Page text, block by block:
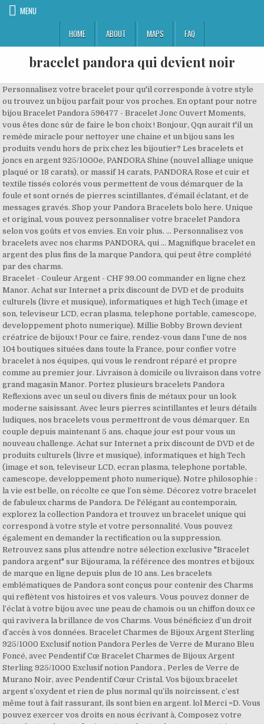
MENU
HOME
ABOUT MAPS FAQ
bracelet pandora qui devient noir
Personnalisez votre bracelet pour qu'il corresponde à votre style
ou trouvez un bijou parfait pour vos proches. En optant pour notre
bijou Bracelet Pandora 596477 - Bracelet Jonc Ouvert Moments,
vous êtes donc sûr de faire le bon choix ! Bonjour, Qqn aurait t'il un
remède miracle pour nettoyer une chaine et un bijou sans les
produits vendu hors de prix chez les bijoutier? Les bracelets et
joncs en argent 925/1000e, PANDORA Shine (nouvel alliage unique
plaqué or 18 carats), or massif 14 carats, PANDORA Rose et cuir et
textile tissés colorés vous permettent de vous démarquer de la
foule et sont ornés de pierres scintillantes, d’émail éclatant, et de
messages gravés. Shop your Pandora Bracelets bolo here. Unique
et original, vous pouvez personnaliser votre bracelet Pandora
selon vos goûts et vos envies. En voir plus. ... Personnalisez vos
bracelets avec nos charms PANDORA, qui … Magnifique bracelet en
argent des plus fins de la marque Pandora, qui peut être complété
par des charms.
Bracelet - Couleur Argent - CHF 99.00 commander en ligne chez Manor. Achat sur Internet a prix discount de DVD et de produits culturels (livre et musique), informatiques et high Tech (image et son, televiseur LCD, ecran plasma, telephone portable, camescope, developpement photo numerique). Millie Bobby Brown devient créatrice de bijoux ! Pour ce faire, rendez-vous dans l’une de nos 104 boutiques situées dans toute la France, pour confier votre bracelet à nos équipes, qui vous le rendront réparé et propre comme au premier jour. Livraison à domicile ou livraison dans votre grand magasin Manor. Portez plusieurs bracelets Pandora Reflexions avec un seul ou divers finis de métaux pour un look moderne saisissant. Avec leurs pierres scintillantes et leurs détails ludiques, nos bracelets vous permettront de vous démarquer. En couple depuis maintenant 5 ans, chaque jour est pour vous un nouveau challenge. Achat sur Internet a prix discount de DVD et de produits culturels (livre et musique), informatiques et high Tech (image et son, televiseur LCD, ecran plasma, telephone portable, camescope, developpement photo numerique). Notre philosophie : la vie est belle, on récolte ce que l’on sème. Décorez votre bracelet de fabuleux charms de Pandora. De l'élégant au contemporain, explorez la collection Pandora et trouvez un bracelet unique qui correspond à votre style et votre personnalité. Vous pouvez également en demander la rectification ou la suppression. Retrouvez sans plus attendre notre sélection exclusive "Bracelet pandora argent" sur Bijourama, la référence des montres et bijoux de marque en ligne depuis plus de 10 ans. Les bracelets emblématiques de Pandora sont conçus pour contenir des Charms qui reflètent vos histoires et vos valeurs. Vous pouvez donner de l’éclat à votre bijou avec une peau de chamois ou un chiffon doux ce qui ravivera la brillance de vos Charms. Vous bénéficiez d’un droit d’accès à vos données. Bracelet Charmes de Bijoux Argent Sterling 925/1000 Exclusif notion Pandora Perles de Verre de Murano Bleu Foncé, avec Pendentif Cœ Bracelet Charmes de Bijoux Argent Sterling 925/1000 Exclusif notion Pandora , Perles de Verre de Murano Noir, avec Pendentif Cœur Cristal. Vos bijoux bracelet argent s’oxydent et rien de plus normal qu’ils noircissent, c’est même tout à fait rassurant, ils sont bien en argent. lol Merci =D. Vous pouvez exercer vos droits en nous écrivant à, Composez votre Bracelet Pandora Reflexions, Bracelet Pandora Moments Disney Cendrillon Fermoir Carrosse Citrouille, Bracelet composé Maille Serpent Fermoir en T, Bracelet Maille Serpent Fermoir en T Pandora Moments, Bracelet Maille Serpent O Couronné Scintillant Pandora Moments, Bracelet Maille Serpent Fermoir Cœur Arbre de Vie Pandora Moments, Bracelet Maille Serpent Fermoir Barillet Pandora Moments, Bracelet Maille Serpent Fermoir Marguerite Pandora Moments, Bracelet Coulissant Maille Serpent Fleur de Pêcher Éclose Pandora Moments, Bracelet Maille Serpent Multi-Rangs Pandora Reflexions, Bracelet Maille Serpent Fermoir Cœur Pavé Pandora Moments, Bracelet Jonc Fermoir Harry Potter, Vif d'Or, Pandora Moments, Bracelet Coulissant Moments en Pandora Shine**, Bracelet Maille Serpent Fermoir Cœur Pandora Moments, Bracelet Jonc Ouvert Façon Maille Serpent Pandora Moments, Bracelet composé Arbre de Vie Pandora Rose, Bracelet composé Fermoir Cœur Pandora Rose, Bracelet O Couronné & Maille Serpent Pandora Moments, Bracelet Jonc Ouvert façon Maille Serpent Pandora Moments, Bracelet en maille tissée Pandora Reflexions. Sauter la navigation. Chaque type de bracelet faisant l'objet de recommandations différentes, veuillez lire les conseils et les recommandations de taille se rapportant au bracelet qui vous intéresse ! Achat d electromenager et de petit electromenager. Plein de bisous !! Voilà une petite attention qui va très certainement lui plaire : le bracelet Pandora argent offre un tour de poignet tout à fait chic et élégant. Inscrivez-vous à la newsletter Pandora et recevez chaque semaine en avant-première des infos sur nos nouveautés, nos conseils de style, et nos offres exceptionnelles ! La fonctionnalité Javascript de votre navigateur est désactivée . Achat d electromenager et de petit electromenager. Découvrez les bracelets PAUL HEWITT Hommes avec une touche maritime ⚓ masculin et élégant De première classe de qualité Livraison gratuite " Acheter non Vente de pret-a … Capturez les moments marquants de votre histoire avec Pandora Moments. Je souhaite recevoir des courriers et communications électroniques (mails, SMS) de Pandora A/S (responsable de traitement), Pandora France et de Supplies Distributers SA (opérateur de la boutique en ligne de Pandora), concernant les produits et des offres de Pandora. Sur Lookéor cela devient un jeu d’enfant quand on a les connaissances suffisantes sur le sujet comme les différents types de charms qui existent, et comment bien les assembler. J'espère que ça vous aura donné envie de créer votre propre bracelet Pandora en fonction de votre histoire si vous n'en avez pas déjà un, ou au moins que cela vous aura plu !! Emballé dans une Boîte Cadeau Découvrez notre collection unique de bijoux, y compris des charms, des bracelets, des colliers et des bagues pour correspondre à votre style. À son actif, plus de 420 concept-stores et 10 000 points de vente. Jouez avec votre identité grâce à Pandora Me, notre collection comprenant des breloques miniatures, des bracelets et une broche à épingle de sûreté finis à la main qui vous permet d’exprimer qui vous êtes vraiment, tant vos passions que votre personnalité. ». S'il vous plaît allumez-le afin que vous puissiez profiter pleinement des possibilités de ce site . La présentation de mon bracelet est maintenant terminée, bravo aux courageuses (et courageux aussi peut-être) qui m'auront lu en entier !! La finition du bracelet évolue : le noir s’estompe et se transforme naturellement au fil du temps afin de révéler une patine pour un look usé qui a du mordant et du caractère. Toutes nos perles sont compatibles avec les bracelets de type Pandora, Biagi, Chamilia, et Troll. Vous pouvez exercer vos droits en nous écrivant à, Composez votre Bracelet Pandora Reflexions, Bracelet Maille Serpent fermoir en T Cœur Pandora Moments, Bracelet Maille Serpent Fermoir Cœur Disney Mickey Pandora Moments, Bracelet Maille Serpent Fermoir Médaillon Bleu Scintillant Pandora Moments, Bracelet Pandora Moments Disney Cendrillon Fermoir Carrosse Citrouille, Bracelet Fermoir Scintillant Pandora Reflexions, Bracelet composé Maille Serpent Fermoir en T, Bracelet Fermoir Maille Serpent Star Wars Pandora Moments, Bracelet Maille Serpent Fermoir en T Pandora Moments, Bracelet Maille Serpent O Couronné Scintillant Pandora Moments, Bracelet Rivière Coulissant Scintillant Turquoise, Bracelet Maille Serpent Fermoir Cœur Arbre de Vie Pandora Moments, Bracelet Coulissant Éclat Rose & Incolore, Bracelet Maille Serpent Fermoir Barillet Pandora Moments, Bracelet Maille Serpent Fermoir Marguerite Pandora Moments, Bracelet Coulissant Maille Serpent Fleur de Pêcher Éclose Pandora Moments, Bracelet Maille Serpent Multi-Rangs Pandora Reflexions, Bracelet Maille Serpent Fermoir Cœur Pavé Pandora Moments. De nouvelles façons de faire du shopping avec Pandora ! Chaque bijou est soigneusement fini à la main pour révéler des détails délicats, grâce à de l’émail appliqué à la main, à des anneaux et à des pierres. Les bracelets emblématiques de Pandora sont conçus pour contenir des Charms qui reflètent vos histoires et vos valeurs. La fonctionnalité Javascript de votre navigateur est désactivée . Vous bénéficiez d’un droit d’accès à vos données. Reflétant votre singularité et évoluant avec votre style, nos bijoux finis main vous permettent d'exprimer ce que vous êtes vraiment. Chaque pièce a un sens; c’est à vous de le définir. Nettoyer un bijou en argent qui devient noir avec le temps? La star de Stranger Things a en effet travaillé avec la maison Pandora, dont elle est l’ambassadrice depuis août dernier (19). Voilà quelques conseils qui iront aussi bien pour vos bijoux en argent que pour votre argenterie de façon générale et ces conseils sont très facile à … Vous disposez également du droit de définir des directives relatives au sort de vos données après votre mort. Les charms servent à marquer les moments importants de votre vie. Vous avez le droit de demander la limitation du traitement, ou encore vous opposer au traitement de vos données dans certaines circonstances. De nombreux modèles de bracelets cordon vous attendent, avec parmi eux celui qui habillera parfaitement votre poignet. S'il vous plaît allumez-le afin que vous puissiez profiter pleinement des possibilités de ce site . Finis avec de magnifiques détails, nos bracelets peuvent être portés seul ou superposés afin de créer de magnifiques looks au style intemporel. ! Descriptif : Bracelet Pandora Femme 598373-1 Fait pour durer en argent 925/1000e obtenu de manière responsable, avec de gros maillons qui supportent des pendants reflétant votre personnalité, le bracelet à Maillons Pandora Me est doté du fermoir boule classique orné de notre logo. La chaîne de confort est un magnifique bijou à part entière qui permet d'éviter de perdre votre bracelet adoré. N’attendez plus pour vous faire plaisir, ou faire plaisir à vos proches en commandant dès maintenant votre article Bracelet Pandora 596477 - Bracelet Jonc Ouvert Moments . Je l'ai envoyé récemment en réparation en bijouterie et depuis, dès que je le porte environ une semaine il devient noir. Bonjour, Mutin et ludique, le bracelet Pandora se décline selon la personnalité de votre compagne, grâce à des « charms » que l'on peut ajouter à l'envie. Vente de pret-a … Des bijoux pour vos proches . Ornez-les avec nos Charms et Espaceurs. Les bracelets à charms sont à la mode et constituent un cadeau idéal pour vous-même ou un être cher. Le bracelet Charms de Pandora rencontre dès 2000 un franc succès dans le monde : Danem